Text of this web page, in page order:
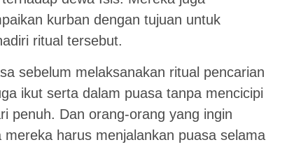
kurban dengan tujuan untuk
ritual tersebut.
sebelum melaksanakan ritual pencarian
ikut serta dalam puasa tanpa mencicipi
penuh. Dan orang-orang yang ingin
harus menjalankan puasa selama